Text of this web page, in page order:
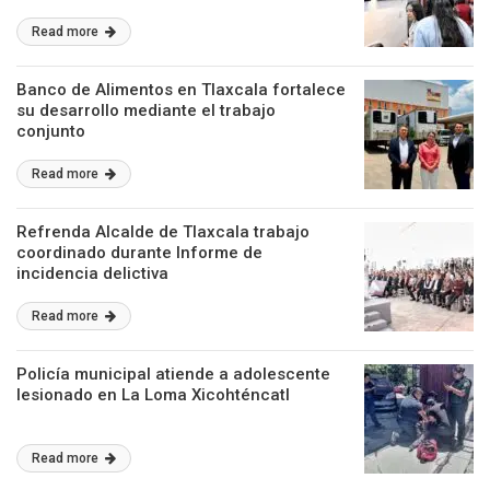
Read more
Banco de Alimentos en Tlaxcala fortalece
su desarrollo mediante el trabajo
conjunto
Read more
Refrenda Alcalde de Tlaxcala trabajo
coordinado durante Informe de
incidencia delictiva
Read more
Policía municipal atiende a adolescente
lesionado en La Loma Xicohténcatl
Read more